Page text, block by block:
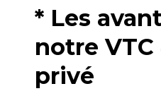
* Les
notre VTC
privé